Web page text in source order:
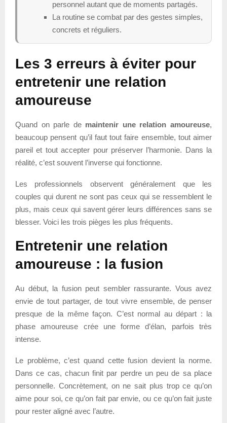
personnel autant que de moments partagés.
La routine se combat par des gestes simples,
concrets et réguliers.
Les 3 erreurs à éviter pour
entretenir une relation
amoureuse
Quand on parle de maintenir une relation amoureuse,
beaucoup pensent qu’il faut tout faire ensemble, tout aimer
pareil et tout accepter pour préserver l’harmonie. Dans la
réalité, c’est souvent l’inverse qui fonctionne.
Les professionnels observent généralement que les
couples qui durent ne sont pas ceux qui se ressemblent le
plus, mais ceux qui savent gérer leurs différences sans se
blesser. Voici les trois pièges les plus fréquents.
Entretenir une relation
amoureuse : la fusion
Au début, la fusion peut sembler rassurante. Vous avez
envie de tout partager, de tout vivre ensemble, de penser
presque de la même façon. C’est normal au départ : la
phase amoureuse crée une forme d’élan, parfois très
intense.
Le problème, c’est quand cette fusion devient la norme.
Dans ce cas, chacun finit par perdre un peu de sa place
personnelle. Concrètement, on ne sait plus trop ce qu’on
aime pour soi, ce qu’on fait par envie, ou ce qu’on fait juste
pour rester aligné avec l’autre.